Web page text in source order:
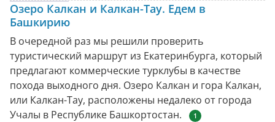
Озеро Калкан и Калкан-Тау. Едем в
Башкирию
В очередной раз мы решили проверить
туристический маршрут из Екатеринбурга, который
предлагают коммерческие турклубы в качестве
похода выходного дня. Озеро Калкан и гора Калкан,
или Калкан-Тау, расположены недалеко от города
Учалы в Республике Башкортостан.
1